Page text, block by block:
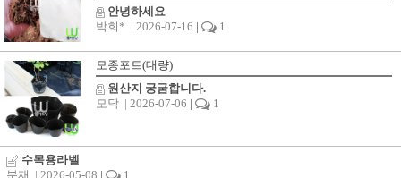
안녕하세요
박희*
| 2026-07-16 1
모종포트(대량)
원산지 궁굼합니다.
모닥
| 2026-07-06 1
수목용라벨
분재
| 2026-05-08 1